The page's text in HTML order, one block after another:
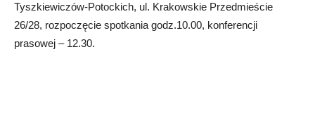
Tyszkiewiczów-Potockich, ul. Krakowskie Przedmieście
26/28, rozpoczęcie spotkania godz.10.00, konferencji
prasowej – 12.30.